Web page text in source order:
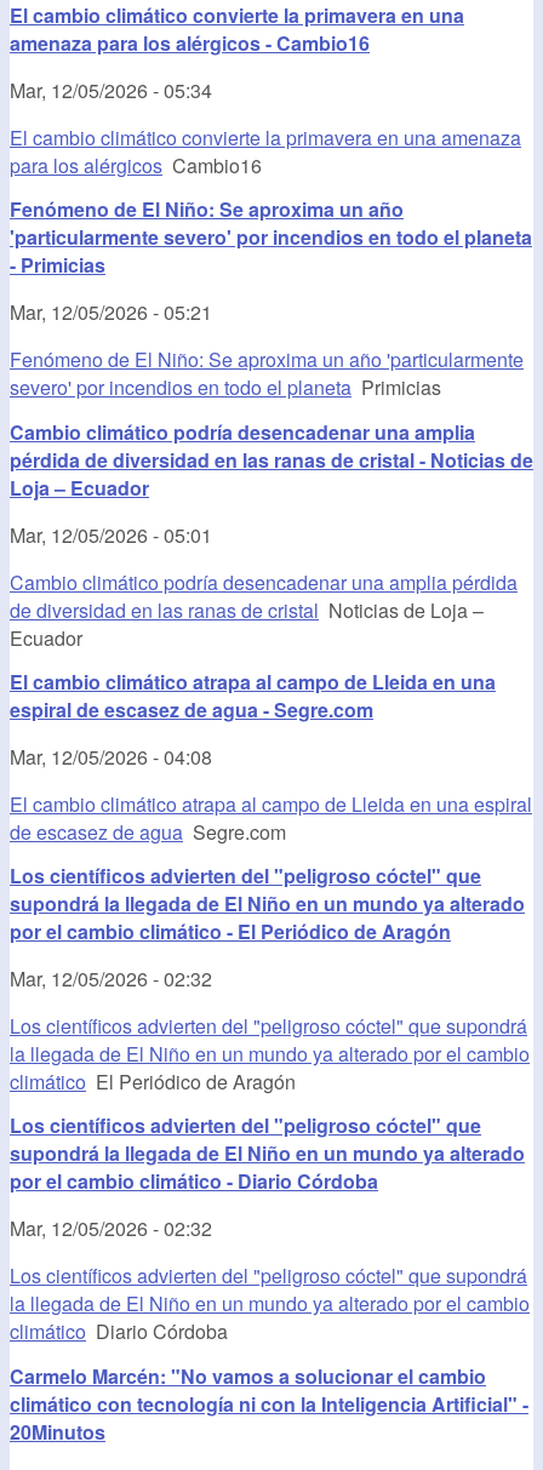
El cambio climático convierte la primavera en una
amenaza para los alérgicos - Cambio16
Mar, 12/05/2026 - 05:34
El cambio climático convierte la primavera en una amenaza
para los alérgicos Cambio16
Fenómeno de El Niño: Se aproxima un año
'particularmente severo' por incendios en todo el planeta
- Primicias
Mar, 12/05/2026 - 05:21
Fenómeno de El Niño: Se aproxima un año 'particularmente
severo' por incendios en todo el planeta Primicias
Cambio climático podría desencadenar una amplia
pérdida de diversidad en las ranas de cristal - Noticias de
Loja – Ecuador
Mar, 12/05/2026 - 05:01
Cambio climático podría desencadenar una amplia pérdida
de diversidad en las ranas de cristal Noticias de Loja –
Ecuador
El cambio climático atrapa al campo de Lleida en una
espiral de escasez de agua - Segre.com
Mar, 12/05/2026 - 04:08
El cambio climático atrapa al campo de Lleida en una espiral
de escasez de agua Segre.com
Los científicos advierten del "peligroso cóctel" que
supondrá la llegada de El Niño en un mundo ya alterado
por el cambio climático - El Periódico de Aragón
Mar, 12/05/2026 - 02:32
Los científicos advierten del "peligroso cóctel" que supondrá
la llegada de El Niño en un mundo ya alterado por el cambio
climático El Periódico de Aragón
Los científicos advierten del "peligroso cóctel" que
supondrá la llegada de El Niño en un mundo ya alterado
por el cambio climático - Diario Córdoba
Mar, 12/05/2026 - 02:32
Los científicos advierten del "peligroso cóctel" que supondrá
la llegada de El Niño en un mundo ya alterado por el cambio
climático Diario Córdoba
Carmelo Marcén: "No vamos a solucionar el cambio
climático con tecnología ni con la Inteligencia Artificial" -
20Minutos